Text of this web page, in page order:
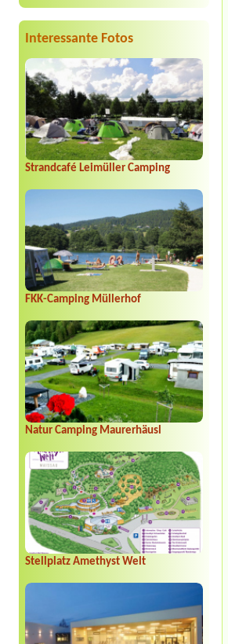
Interessante Fotos
Strandcafé Leimüller Camping
FKK-Camping Müllerhof
Natur Camping Maurerhäusl
Stellplatz Amethyst Welt